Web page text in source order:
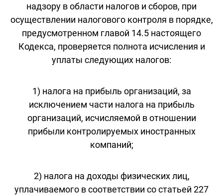
надзору в области налогов и сборов, при
осуществлении налогового контроля в порядке,
предусмотренном главой 14.5 настоящего
Кодекса, проверяется полнота исчисления и
уплаты следующих налогов:
1) налога на прибыль организаций, за
исключением части налога на прибыль
организаций, исчисляемой в отношении
прибыли контролируемых иностранных
компаний;
2) налога на доходы физических лиц,
уплачиваемого в соответствии со статьей 227